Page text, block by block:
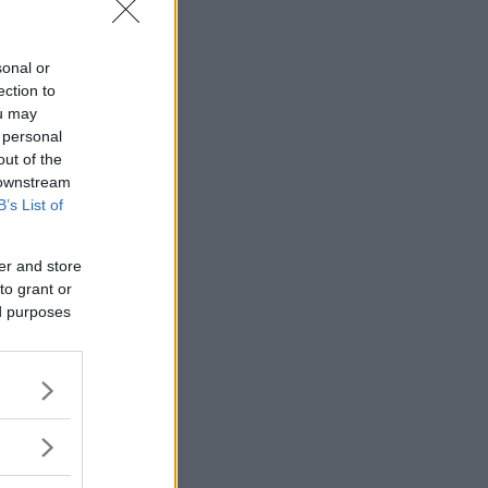
or
to
may
of the
List of
and store
grant or
purposes